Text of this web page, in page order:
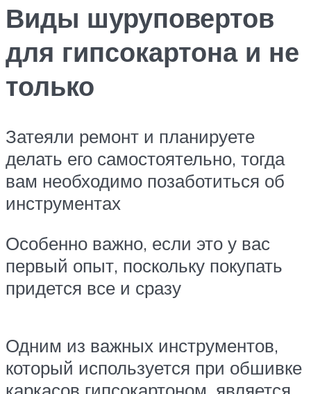
Виды шуруповертов
для гипсокартона и не
только
Затеяли ремонт и планируете
делать его самостоятельно, тогда
вам необходимо позаботиться об
инструментах
Особенно важно, если это у вас
первый опыт, поскольку покупать
придется все и сразу
Одним из важных инструментов,
который используется при обшивке